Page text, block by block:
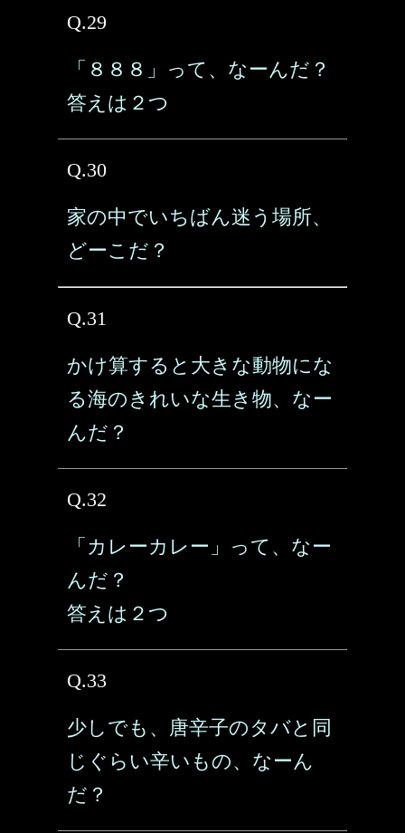
Q.29
「８８８」って、なーんだ？
答えは２つ
Q.30
家の中でいちばん迷う場所、
どーこだ？
Q.31
かけ算すると大きな動物にな
る海のきれいな生き物、なー
んだ？
Q.32
「カレーカレー」って、なー
んだ？
答えは２つ
Q.33
少しでも、唐辛子のタバと同
じぐらい辛いもの、なーん
だ？